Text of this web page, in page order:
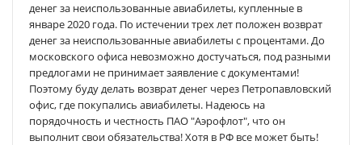
денег за неиспользованные авиабилеты, купленные в
январе 2020 года. По истечении трех лет положен возврат
денег за неиспользованные авиабилеты с процентами. До
московского офиса невозможно достучаться, под разными
предлогами не принимает заявление с документами!
Поэтому буду делать возврат денег через Петропавловский
офис, где покупались авиабилеты. Надеюсь на
порядочность и честность ПАО "Аэрофлот", что он
выполнит свои обязательства! Хотя в РФ все может быть!